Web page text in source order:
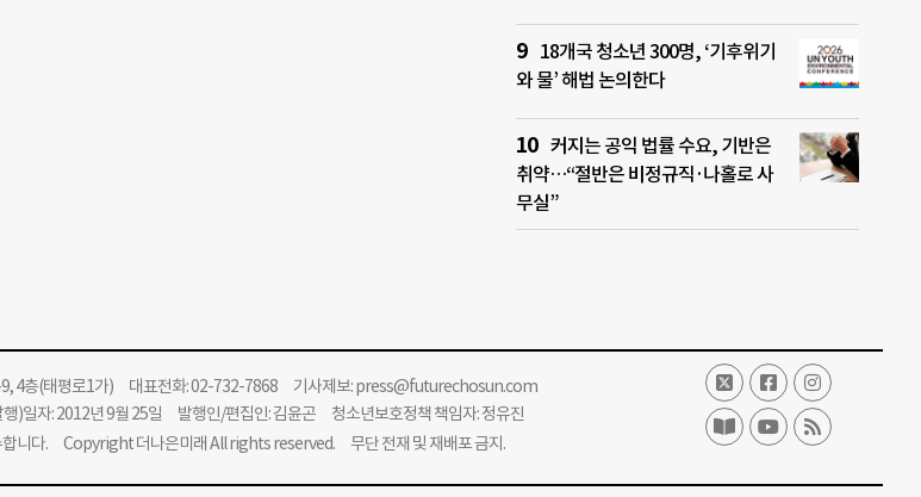
18개국 청소년 300명, ‘기후위기
와 물’ 해법 논의한다
커지는 공익 법률 수요, 기반은
취약…“절반은 비정규직·나홀로 사
무실”
4층(태평로1가) 대표전화: 02-732-7868 기사제보:press@futurechosun.com
)일자: 2012년 9월 25일 발행인/편집인: 김윤곤 청소년보호정책 책임자: 정유진
니다. Copyright 더나은미래 All rights reserved. 무단 전재 및 재배포 금지.